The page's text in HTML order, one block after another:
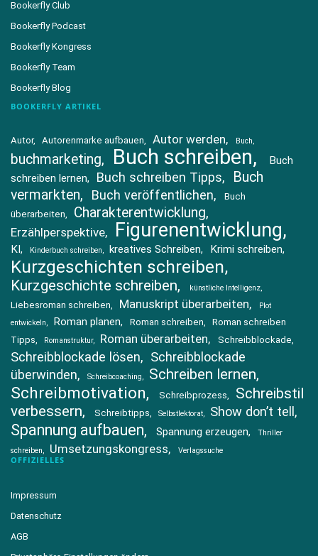
Bookerfly Club
Bookerfly Podcast
Bookerfly Kongress
Bookerfly Team
Bookerfly Blog
BOOKERFLY ARTIKEL
Autor Autorenmarke aufbauen Autor werden Buch
buchmarketing Buch schreiben
Buch
schreiben lernen
Buch schreiben Tipps
Buch
vermarkten
Buch veröffentlichen
Buch
überarbeiten
Charakterentwicklung
Erzählperspektive Figurenentwicklung
KI Kinderbuch schreiben kreatives Schreiben Krimi schreiben
Kurzgeschichten schreiben
Kurzgeschichte schreiben künstliche Intelligenz
Liebesroman schreiben Manuskript überarbeiten
Plot
entwickeln
Roman planen Roman schreiben
Roman schreiben
Tipps
Romanstruktur Roman überarbeiten Schreibblockade
Schreibblockade lösen
Schreibblockade
überwinden
Schreibcoaching Schreiben lernen
Schreibmotivation Schreibprozess
Schreibstil
verbessern
Schreibtipps Selbstlektorat Show don’t tell
Spannung aufbauen Spannung erzeugen
Thriller
schreiben
Umsetzungskongress Verlagssuche
OFFIZIELLES
Impressum
Datenschutz
AGB